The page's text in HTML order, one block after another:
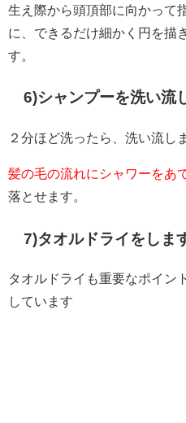
生え際から頭頂部に向かって
に、できるだけ細かく円を描
す。
6)シャンプーを洗い流
２分ほど洗ったら、洗い流し
髪の毛の流れにシャワーをあ
落とせます。
7)タオルドライをしま
タオルドライも重要なポイン
しています